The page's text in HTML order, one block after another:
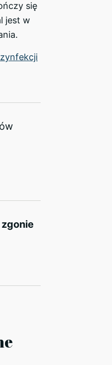
się
jest w